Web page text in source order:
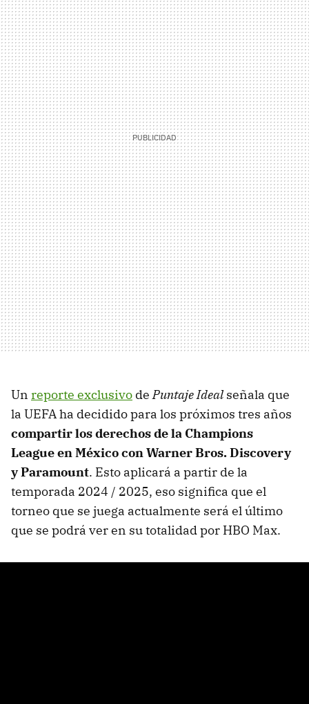
Un reporte exclusivo dePuntaje Idealseñala que
la UEFA ha decidido para los próximos tres años
compartir los derechos de la Champions
League en México con Warner Bros. Discovery
y Paramount. Esto aplicará a partir de la
temporada 2024 / 2025, eso significa que el
torneo que se juega actualmente será el último
que se podrá ver en su totalidad por HBO Max.